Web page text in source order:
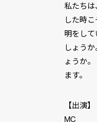
私たち
した時
明をし
しょう
ょうか
ます。
【出演
MC